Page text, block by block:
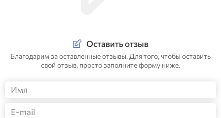
Оставить отзыв
Благодарим за оставленные отзывы. Для того, чтобы оставить
свой отзыв, просто заполните форму ниже.